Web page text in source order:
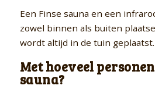
Een Finse sauna en een
zowel binnen als buiten
wordt altijd in de tuin geplaatst.
Met hoeveel
sauna?